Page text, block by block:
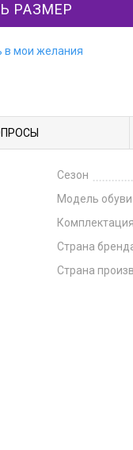
РАЗМЕР
в мои желания
Сезон
Модель обуви
Комплектация
Страна
Страна